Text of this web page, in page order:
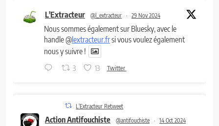
L'Extracteur @l_extracteur · 29 Nov 2024
Nous sommes également sur Bluesky, avec le
handle @lextracteur.frsi vous voulez également
nous y suivre !
3 13 Twitter
L'Extracteur Retweet
Action Antifouchiste @antifouchiste · 14 Oct 2024